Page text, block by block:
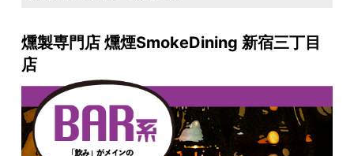
燻製専門店 燻煙SmokeDining 新宿三丁目
店